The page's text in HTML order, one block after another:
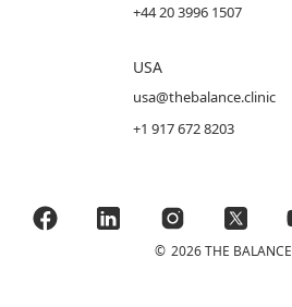
+44 20 3996 1507
USA
usa@thebalance.clinic
+1 917 672 8203
© 2026 THE BALANCE